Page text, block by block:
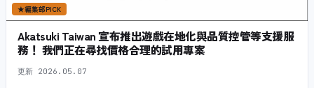
★編集部PICK
Akatsuki Taiwan 宣布推出遊戲在地化與品質控管等支援服
務！ 我們正在尋找價格合理的試用專案
更新 2026.05.07